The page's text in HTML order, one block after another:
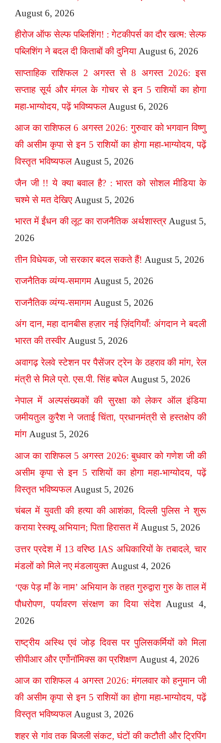
August 6, 2026
हीरोज ऑफ सेल्फ पब्लिशिंग! : गेटकीपर्स का दौर खत्म: सेल्फ
पब्लिशिंग ने बदल दी किताबों की दुनिया August 6, 2026
साप्ताहिक राशिफल 2 अगस्त से 8 अगस्त 2026: इस
सप्ताह सूर्य और मंगल के गोचर से इन 5 राशियों का होगा
महा-भाग्योदय, पढ़ें भविष्यफल August 6, 2026
आज का राशिफल 6 अगस्त 2026: गुरुवार को भगवान विष्णु
की असीम कृपा से इन 5 राशियों का होगा महा-भाग्योदय, पढ़ें
विस्तृत भविष्यफल August 5, 2026
जैन जी !! ये क्या बवाल है? : भारत को सोशल मीडिया के
चश्मे से मत देखिए August 5, 2026
भारत में ईंधन की लूट का राजनैतिक अर्थशास्त्र August 5,
2026
तीन विधेयक, जो सरकार बदल सकते हैं! August 5, 2026
राजनैतिक व्यंग्य-समागम August 5, 2026
राजनैतिक व्यंग्य-समागम August 5, 2026
अंग दान, महा दानबीस हज़ार नई ज़िंदगियाँ: अंगदान ने बदली
भारत की तस्वीर August 5, 2026
अवागढ़ रेलवे स्टेशन पर पैसेंजर ट्रेन के ठहराव की मांग, रेल
मंत्री से मिले प्रो. एस.पी. सिंह बघेल August 5, 2026
नेपाल में अल्पसंख्यकों की सुरक्षा को लेकर ऑल इंडिया
जमीयतुल कुरैश ने जताई चिंता, प्रधानमंत्री से हस्तक्षेप की
मांग August 5, 2026
आज का राशिफल 5 अगस्त 2026: बुधवार को गणेश जी की
असीम कृपा से इन 5 राशियों का होगा महा-भाग्योदय, पढ़ें
विस्तृत भविष्यफल August 5, 2026
चंबल में युवती की हत्या की आशंका, दिल्ली पुलिस ने शुरू
कराया रेस्क्यू अभियान; पिता हिरासत में August 5, 2026
उत्तर प्रदेश में 13 वरिष्ठ IAS अधिकारियों के तबादले, चार
मंडलों को मिले नए मंडलायुक्त August 4, 2026
‘एक पेड़ माँ के नाम’ अभियान के तहत गुरुद्वारा गुरु के ताल में
पौधरोपण, पर्यावरण संरक्षण का दिया संदेश August 4,
2026
राष्ट्रीय अस्थि एवं जोड़ दिवस पर पुलिसकर्मियों को मिला
सीपीआर और एर्गोनॉमिक्स का प्रशिक्षण August 4, 2026
आज का राशिफल 4 अगस्त 2026: मंगलवार को हनुमान जी
की असीम कृपा से इन 5 राशियों का होगा महा-भाग्योदय, पढ़ें
विस्तृत भविष्यफल August 3, 2026
शहर से गांव तक बिजली संकट, घंटों की कटौती और ट्रिपिंग